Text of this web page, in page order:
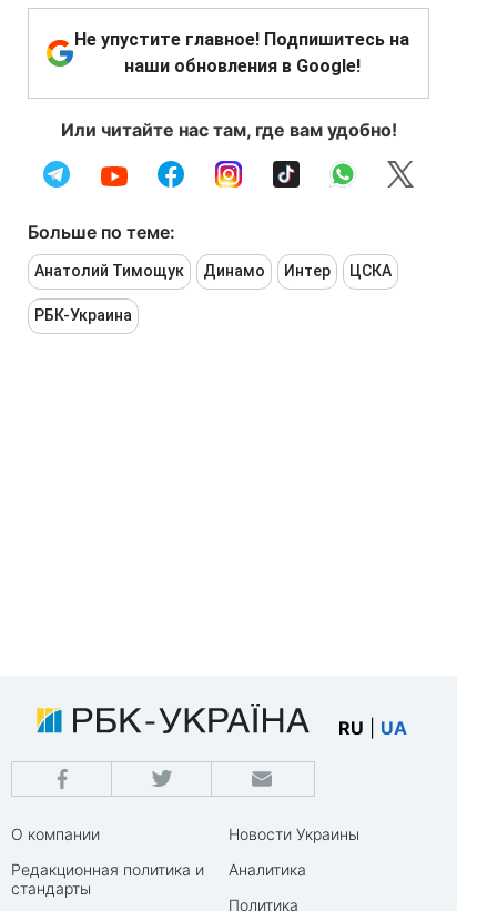
Не упустите главное! Подпишитесь на
наши обновления в Google!
Или читайте нас там, где вам удобно!
Больше по теме:
Анатолий Тимощук Динамо Интер ЦСКА
РБК-Украина
RU UA
О компании
Редакционная политика и
стандарты
Новости Украины
Аналитика
Политика